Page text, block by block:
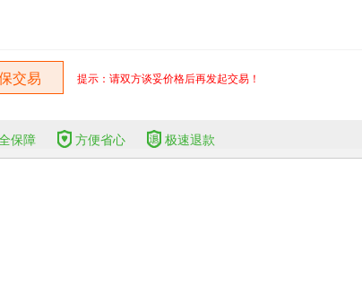
交易 提示：请双方谈妥价格后再发起交易！
保障 方便省心 极速退款